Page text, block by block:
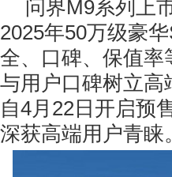
问界M9系列上
2025年50万级豪
全、口碑、保值率
与用户口碑树立高
自4月22日开启预
深获高端用户青睐